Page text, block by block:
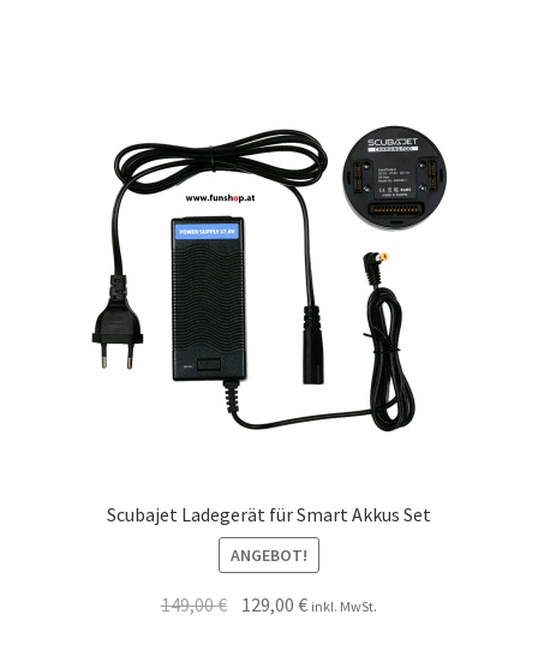
Scubajet Ladegerät für Smart Akkus Set
ANGEBOT!
149,00€ 129,00€ inkl. MwSt.